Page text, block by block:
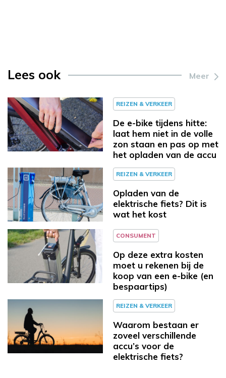
Lees ook Meer
REIZEN & VERKEER
De e-bike tijdens hitte:
laat hem niet in de volle
zon staan en pas op met
het opladen van de accu
REIZEN & VERKEER
Opladen van de
elektrische fiets? Dit is
wat het kost
CONSUMENT
Op deze extra kosten
moet u rekenen bij de
koop van een e-bike (en
bespaartips)
REIZEN & VERKEER
Waarom bestaan er
zoveel verschillende
accu’s voor de
elektrische fiets?